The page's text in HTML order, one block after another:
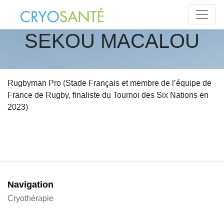
SEKOU MACALOU
Rugbyman Pro (Stade Français et membre de l’équipe de
France de Rugby, finaliste du Tournoi des Six Nations en
2023)
Navigation
Cryothérapie